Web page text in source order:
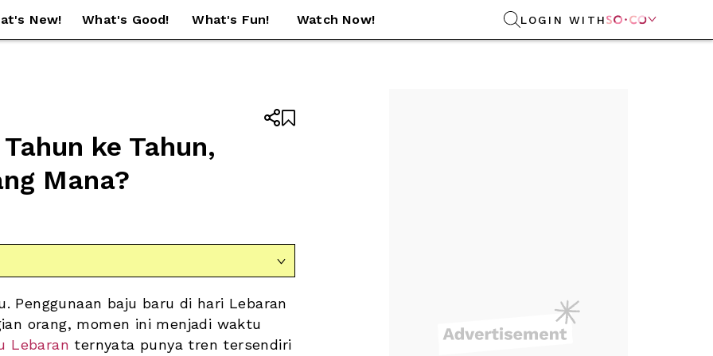
New! What's Good! What's Fun! Watch Now! LOGIN WITH 
ke Tahun,
Mana?



Penggunaan baju baru di hari Lebaran
orang, momen ini menjadi waktu
Lebaran ternyata punya tren tersendiri